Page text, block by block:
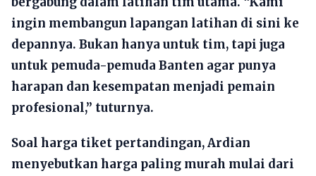
ingin membangun lapangan latihan di sini ke
depannya. Bukan hanya untuk tim, tapi juga
untuk pemuda-pemuda Banten agar punya
harapan dan kesempatan menjadi pemain
profesional,” tuturnya.
Soal harga tiket pertandingan, Ardian
menyebutkan harga paling murah mulai dari